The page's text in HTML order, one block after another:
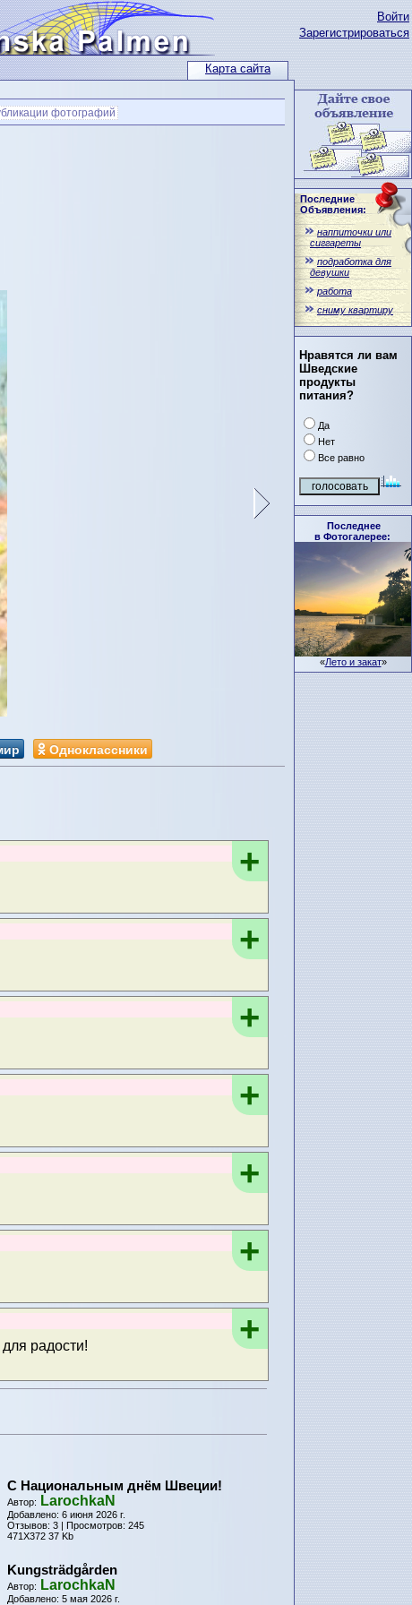
Карта сайта
Войти
Зарегистрироваться
Последние
Объявления:
наппиточки или
сиггареты
подработка для
девушки
работа
сниму квартиру
Нравятся ли вам
Шведские
продукты
питания?
Да
Нет
Все равно
Последнее
в Фотогалерее:
«Лето и закат»
фотографий
Одноклассники
+
+
+
+
+
+
+
радости!
С Национальным днём Швеции!
Автор: LarochkaN
Добавлено: 6 июня 2026 г.
Отзывов: 3 | Просмотров: 245
471X372 37 Kb
Kungsträdgården
Автор: LarochkaN
Добавлено: 5 мая 2026 г.